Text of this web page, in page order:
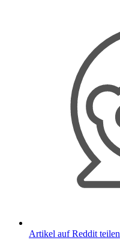
Artikel auf Reddit teilen